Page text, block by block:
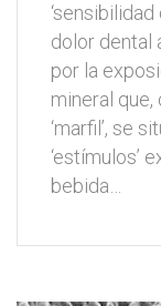
dolor dental
por la
mineral
‘marfil’, se
‘estímulos’
bebida…